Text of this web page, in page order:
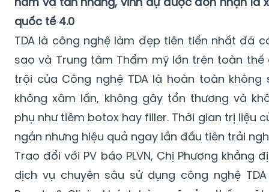
quốc tế 4.0
TDA là công nghệ làm đẹp tiên tiến nhất đã
sao và Trung tâm Thẩm mỹ lớn trên toàn thế
trội của Công nghệ TDA là hoàn toàn không
không xâm lấn, không gây tổn thương và
phụ như tiêm botox hay filler. Thời gian trị liệu
ngắn nhưng hiệu quả ngay lần đầu tiên trải
Trao đổi với PV báo PLVN, Chị Phương khẳng
dịch vụ chuyên sâu sử dụng công nghệ